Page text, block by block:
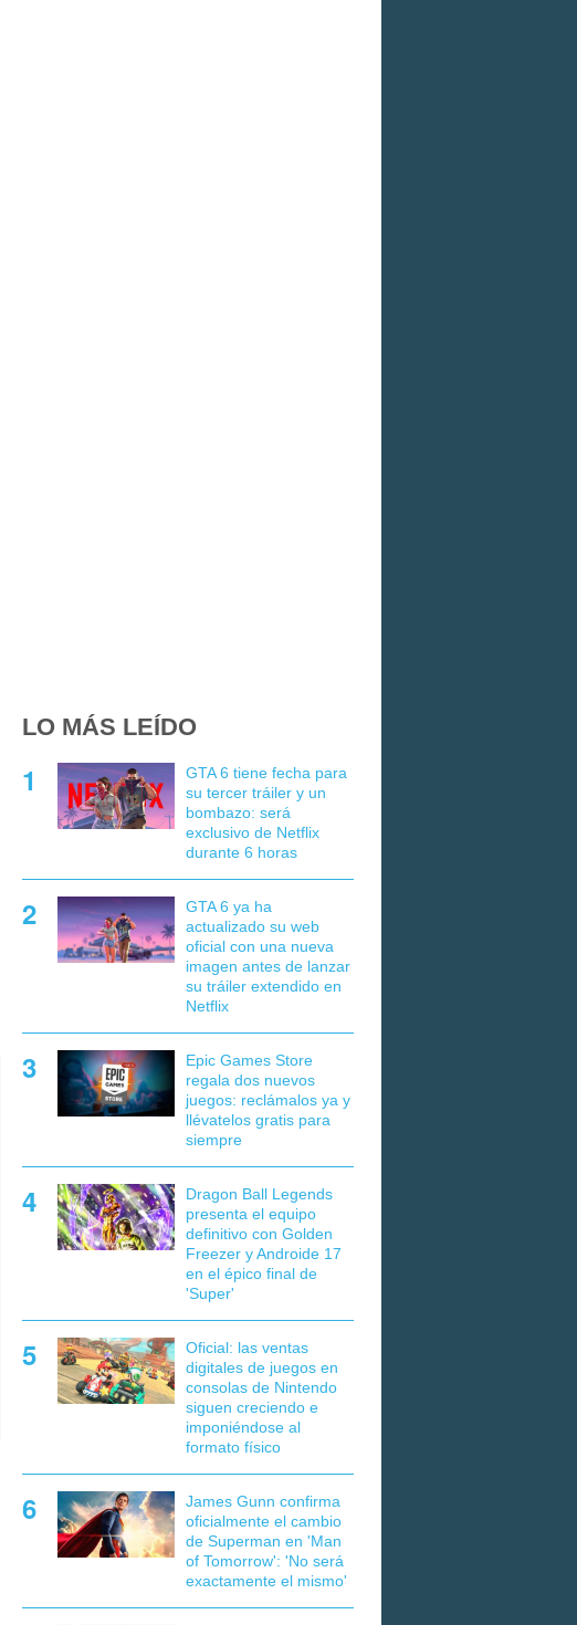
LO MÁS LEÍDO
GTA 6 tiene fecha para
su tercer tráiler y un
bombazo: será
exclusivo de Netflix
durante 6 horas
GTA 6 ya ha
actualizado su web
oficial con una nueva
imagen antes de lanzar
su tráiler extendido en
Netflix
Epic Games Store
regala dos nuevos
juegos: reclámalos ya y
llévatelos gratis para
siempre
Dragon Ball Legends
presenta el equipo
definitivo con Golden
Freezer y Androide 17
en el épico final de
'Super'
Oficial: las ventas
digitales de juegos en
consolas de Nintendo
siguen creciendo e
imponiéndose al
formato físico
James Gunn confirma
oficialmente el cambio
de Superman en 'Man
of Tomorrow': 'No será
exactamente el mismo'